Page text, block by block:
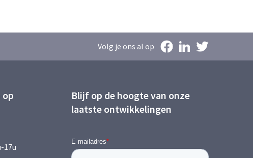
Volg je ons al op
op
17u
Blijf op de hoogte van onze
laatste ontwikkelingen